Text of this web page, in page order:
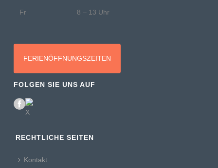
Fr 8 – 13 Uhr
FERIENÖFFNUNGSZEITEN
FOLGEN SIE UNS AUF
RECHTLICHE SEITEN
Kontakt